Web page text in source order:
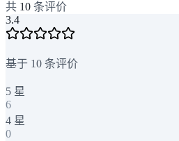
共 10 条评价
3.4
基于 10 条评价
5 星
6
4 星
0